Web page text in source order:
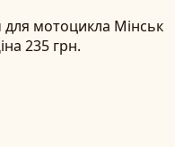
мотоцикла Мінськ
235 грн.